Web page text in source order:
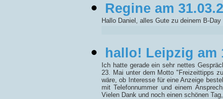
Regine am
Hallo Daniel, alles Gute zu deinem B-
hallo! Leipzig am
Ich hatte gerade ein sehr nettes
23. Mai unter dem Motto "Freizeittipps
wäre, ob Interesse für eine Anzeige
mit Telefonnummer und einem
Vielen Dank und noch einen schönen